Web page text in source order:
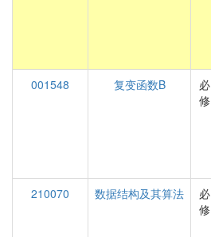
001548
复变函数B
必
修
210070
数据结构及其算法
必
修